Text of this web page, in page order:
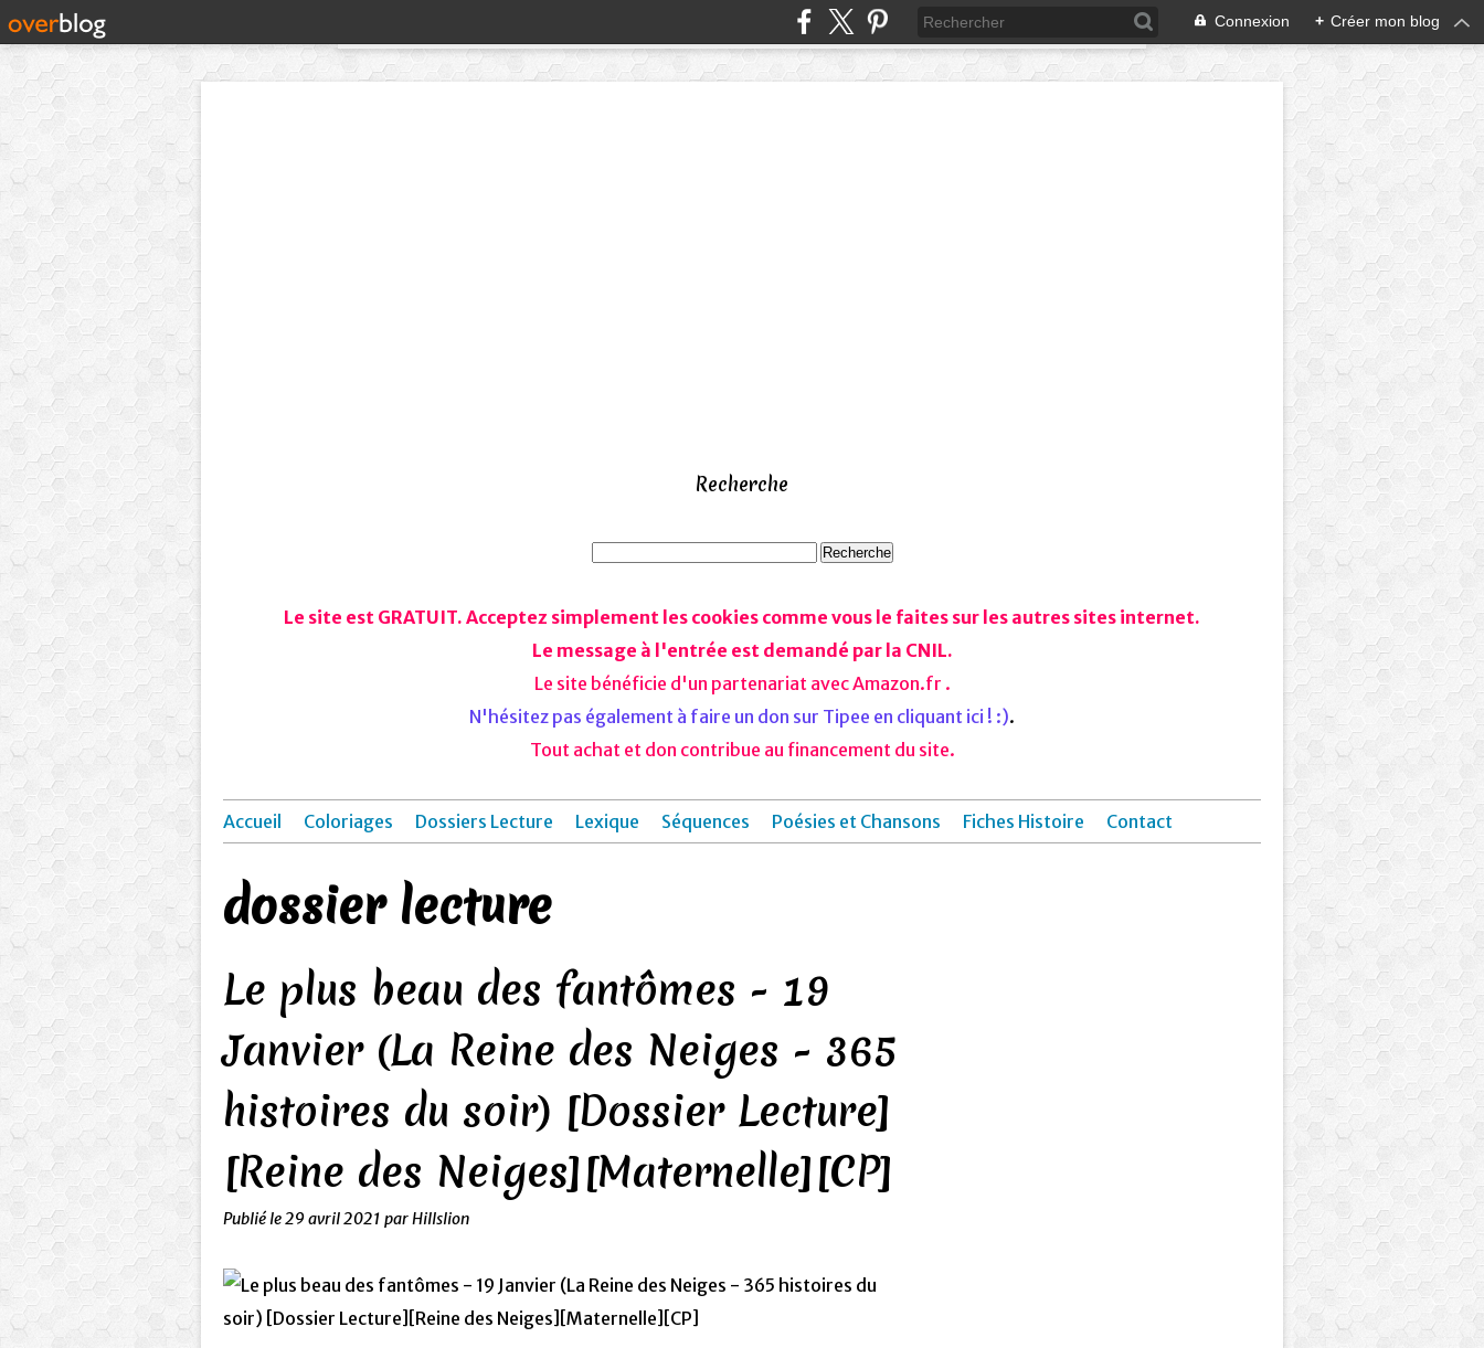
Connexion + Créer mon blog
Recherche
Le site est GRATUIT. Acceptez simplement les cookies comme vous le faites sur les autres sites internet.
Le message à l'entrée est demandé par la CNIL.
Le site bénéficie d'un partenariat avec Amazon.fr .
N'hésitez pas également à faire un don sur Tipee en cliquant ici ! :).
Tout achat et don contribue au financement du site.
Accueil Coloriages Dossiers Lecture Lexique Séquences Poésies et Chansons Fiches Histoire Contact
dossier lecture
Le plus beau des fantômes - 19
Janvier (La Reine des Neiges - 365
histoires du soir) [Dossier Lecture]
[Reine des Neiges][Maternelle][CP]
Publié le29 avril 2021 par Hillslion